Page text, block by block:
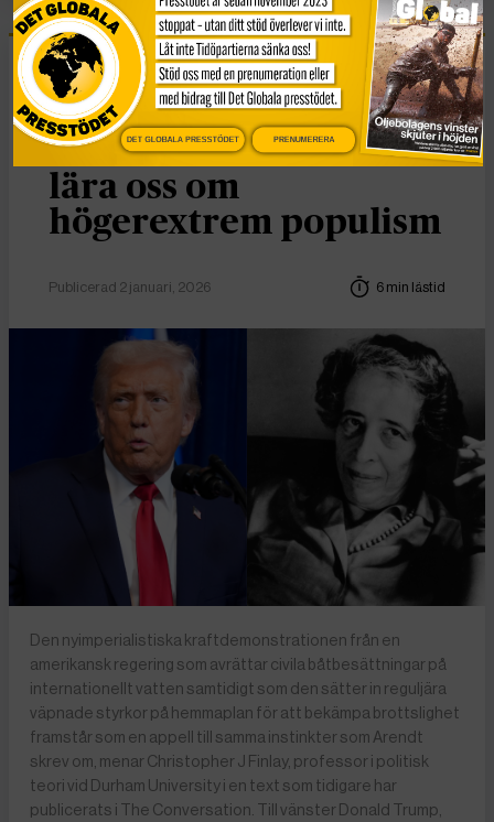
Essä
Vad Hanna Arendt kan
lära oss om
högerextrem populism
Publicerad 2 januari, 2026 6 min lästid
Den nyimperialistiska kraftdemonstrationen från en
amerikansk regering som avrättar civila båtbesättningar på
internationellt vatten samtidigt som den sätter in reguljära
väpnade styrkor på hemmaplan för att bekämpa brottslighet
framstår som en appell till samma instinkter som Arendt
skrev om, menar Christopher J Finlay, professor i politisk
teori vid Durham University i en text som tidigare har
publicerats i The Conversation. Till vänster Donald Trump,
DET GLOBALA PRESSTÖDET PRENUMERERA